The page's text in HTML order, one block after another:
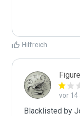
Hilfreich
vor 14
Blacklisted by